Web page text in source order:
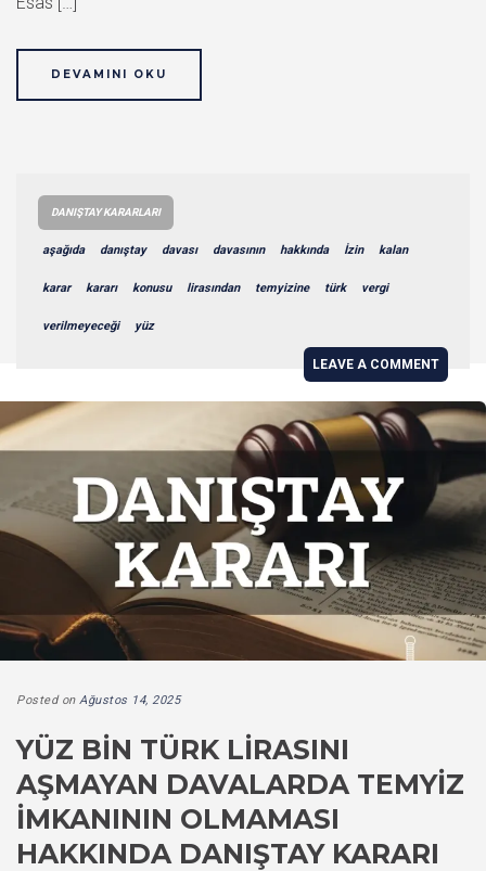
DEVAMINI OKU
DANIŞTAY KARARLARI
aşağıda danıştay davası davasının hakkında İzin kalan
karar kararı konusu lirasından temyizine türk vergi
verilmeyeceği yüz
LEAVE A COMMENT
Posted on Ağustos 14, 2025
YÜZ BIN TÜRK LIRASINI
AŞMAYAN DAVALARDA TEMYIZ
İMKANININ OLMAMASI
HAKKINDA DANIŞTAY KARARI